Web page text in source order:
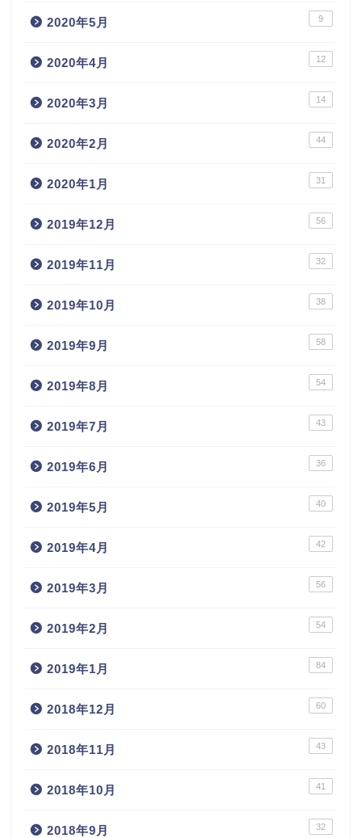
2020年5月 9
2020年4月 12
2020年3月 14
2020年2月 44
2020年1月 31
2019年12月 56
2019年11月 32
2019年10月 38
2019年9月 58
2019年8月 54
2019年7月 43
2019年6月 36
2019年5月 40
2019年4月 42
2019年3月 56
2019年2月 54
2019年1月 84
2018年12月 60
2018年11月 43
2018年10月 41
2018年9月 32